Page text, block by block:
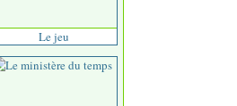
Le jeu